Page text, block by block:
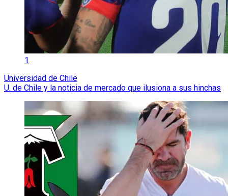
1
Universidad de Chile
U. de Chile y la noticia de mercado que ilusiona a sus hinchas